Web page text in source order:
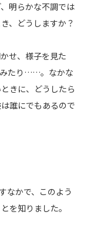
明らかな不調では
、どうしますか？
せ、様子を見た
みたり……。なかな
きに、どうしたら
誰にでもあるので
なかで、このよう
を知りました。